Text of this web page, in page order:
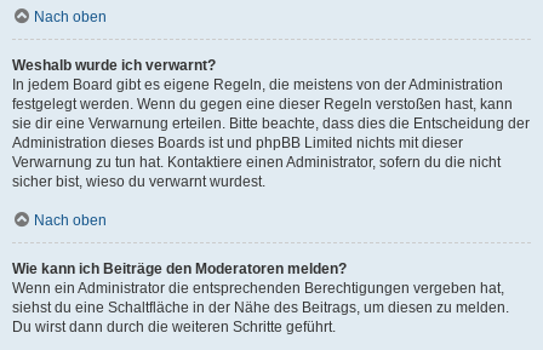
Nach oben
Weshalb wurde ich verwarnt?
In jedem Board gibt es eigene Regeln, die meistens von der Administration
festgelegt werden. Wenn du gegen eine dieser Regeln verstoßen hast, kann
sie dir eine Verwarnung erteilen. Bitte beachte, dass dies die Entscheidung der
Administration dieses Boards ist und phpBB Limited nichts mit dieser
Verwarnung zu tun hat. Kontaktiere einen Administrator, sofern du die nicht
sicher bist, wieso du verwarnt wurdest.
Nach oben
Wie kann ich Beiträge den Moderatoren melden?
Wenn ein Administrator die entsprechenden Berechtigungen vergeben hat,
siehst du eine Schaltfläche in der Nähe des Beitrags, um diesen zu melden.
Du wirst dann durch die weiteren Schritte geführt.